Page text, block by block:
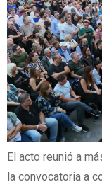
El acto reunió a
la convocatoria a